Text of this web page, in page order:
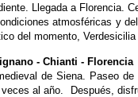
Llegada a Florencia.
atmosféricas y
del momento,
- Chianti - Florencia
de Siena. Paseo
al año. Después,